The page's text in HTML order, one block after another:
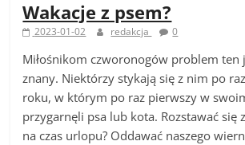
Wakacje z psem?
2023-01-02 redakcja 0
Miłośnikom czworonogów problem ten
znany. Niektórzy stykają się z nim po
roku, w którym po raz pierwszy w
przygarnęli psa lub kota. Rozstawać się
na czas urlopu? Oddawać naszego